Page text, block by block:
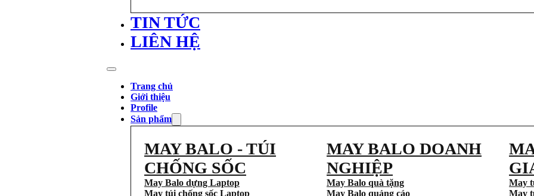
TIN TỨC
LIÊN HỆ
Trang chủ
Giới thiệu
Profile
Sản phẩm
MAY BALO - TÚI
CHỐNG SỐC
May Balo dựng Laptop
May túi chống sốc Laptop
MAY BALO DOANH
NGHIỆP
May Balo quà tặng
May Balo quảng cáo
May
May